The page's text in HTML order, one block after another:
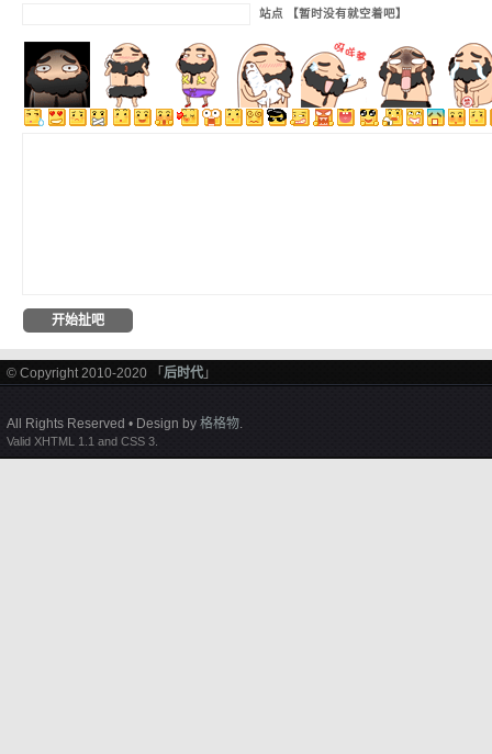
站点 【暂时没有就空着吧】
© Copyright 2010-2020 「 后时代 」
All Rights Reserved • Design by 格格物.
Valid XHTML 1.1 and CSS 3.